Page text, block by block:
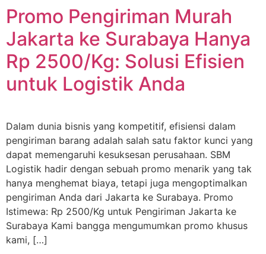
Promo Pengiriman Murah
Jakarta ke Surabaya Hanya
Rp 2500/Kg: Solusi Efisien
untuk Logistik Anda
Dalam dunia bisnis yang kompetitif, efisiensi dalam
pengiriman barang adalah salah satu faktor kunci yang
dapat memengaruhi kesuksesan perusahaan. SBM
Logistik hadir dengan sebuah promo menarik yang tak
hanya menghemat biaya, tetapi juga mengoptimalkan
pengiriman Anda dari Jakarta ke Surabaya. Promo
Istimewa: Rp 2500/Kg untuk Pengiriman Jakarta ke
Surabaya Kami bangga mengumumkan promo khusus
kami, […]